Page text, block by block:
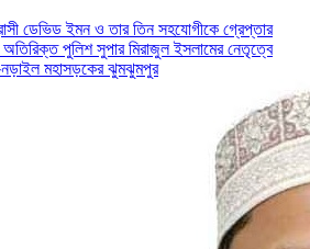
ডেভিড ইমন ও তার তিন সহযোগীকে গ্রেপ্তার
পুলিশ সুপার মিরাজুল ইসলামের নেতৃত্বে
মহাসড়কের ঝুমঝুমপুর